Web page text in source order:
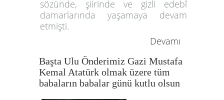
sözünde, şiirinde ve gizli edebî
damarlarında yaşamaya devam
etmişti.
Devamı
Başta Ulu Önderimiz Gazi Mustafa
Kemal Atatürk olmak üzere tüm
babaların babalar günü kutlu olsun